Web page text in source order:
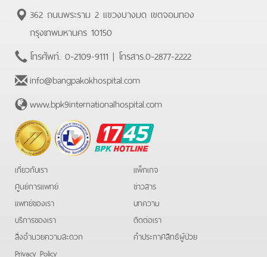
362 ถนนพระราม 2 แขวงบางมด เขตจอมทอง
กรุงเทพมหานคร 10150
โทรศัพท์. 0-2109-9111 | โทรสาร.0-2877-2222
info@bangpakokhospital.com
www.bpk9internationalhospital.com
BPK
Hotline
เกี่ยวกับเรา
ศูนย์การแพทย์
แพทย์ของเรา
บริการของเรา
สิ่งอำนวยความสะดวก
Privacy Policy
แพ็กเกจ
ข่าวสาร
บทความ
ติดต่อเรา
คําประกาศสิทธิผู้ป่วย